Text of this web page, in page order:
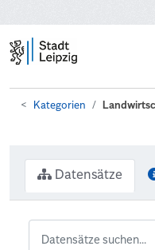
Kategorien
Datensätze